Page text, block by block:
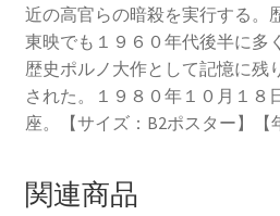
近の高官らの暗殺を実行する。
東映でも１９６０年代後半に多
歴史ポルノ大作として記憶に残
された。１９８０年１０月１８
座。【サイズ：B2ポスター】【
関連商品